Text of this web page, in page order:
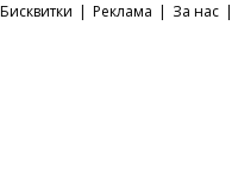
Бисквитки | Реклама | За нас |